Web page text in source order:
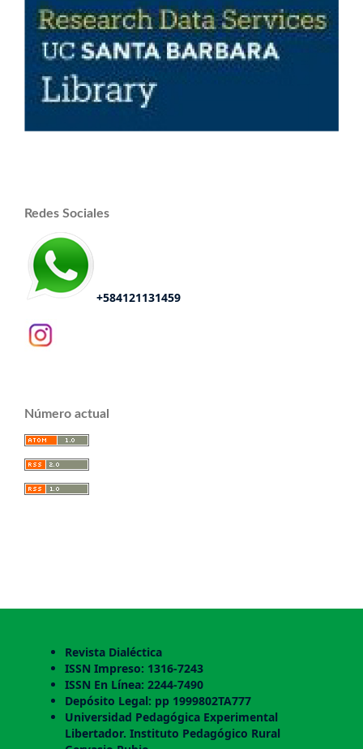
Redes Sociales
+584121131459
Número actual
Revista Dialéctica
ISSN Impreso: 1316-7243
ISSN En Línea: 2244-7490
Depósito Legal: pp 1999802TA777
Universidad Pedagógica Experimental
Libertador. Instituto Pedagógico Rural